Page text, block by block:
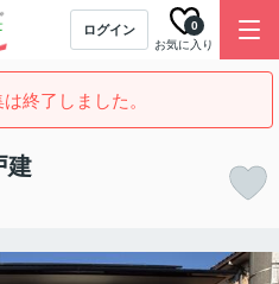
ログイン
お気に入り
0
終了しました。
建